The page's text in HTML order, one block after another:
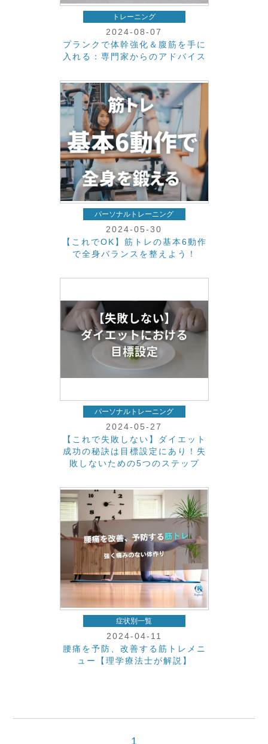
トレーニング
2024-08-07
プランクで体幹強化＆腹筋を手に
入れる：専門家からのアドバイス
パーソナルトレーニング
2024-05-30
【これでOK】筋トレの基本6動作
で全身バランスを整えよう！
パーソナルトレーニング
2024-05-27
【これで失敗しない】ダイエット
成功の秘訣は目標設定にあり！失
敗しないための5つのステップ
症状別一覧
2024-04-11
腰痛を予防、改善する筋トレメニ
ュー【理学療法士が解説】
1